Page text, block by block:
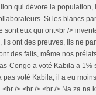
qui dévore la population,
Si les blancs
sont eux qui ont<br />
ils ont des preuves, ils ne
des faits, même nos
Congo a voté Kabila a 1%
pas voté Kabila, il a eu
/> <br /> <br /> Na za na